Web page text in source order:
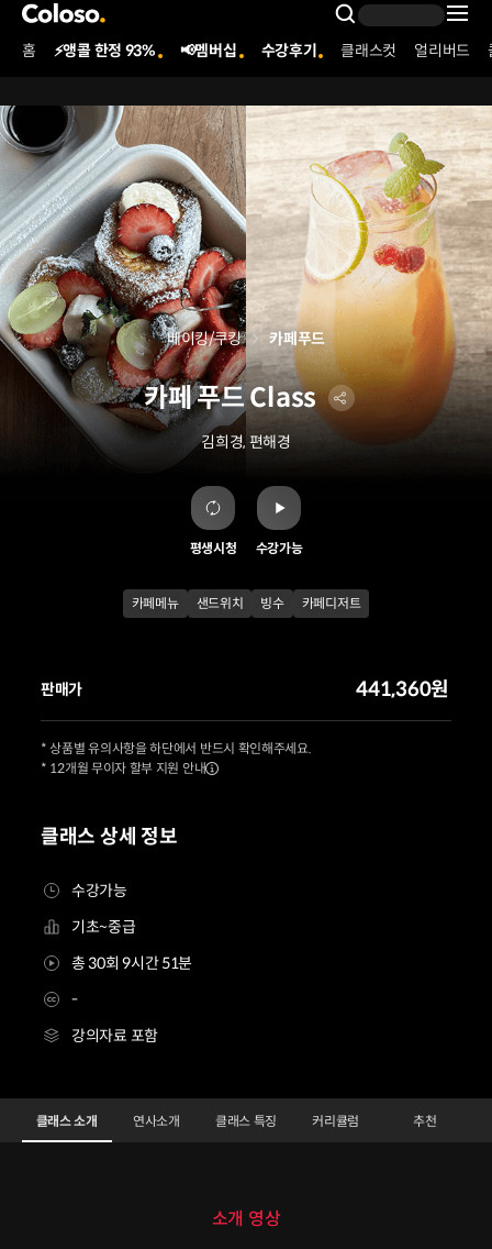
콜로소
Search
Coloso Menu
홈 ⚡앵콜 한정 93% 📢멤버십 수강후기 클래스컷 얼리버드
카페 푸드 Class
김희경, 편해경
베이킹/쿠킹 카페푸드
평생시청 수강가능
카페메뉴 샌드위치 빙수 카페디저트
클래스 상세 정보
수강가능
기초~중급
총 30회 9시간 51분
-
강의자료 포함
판매가 441,360원
* 상품별 유의사항을 하단에서 반드시 확인해주세요.
* 12개월 무이자 할부 지원 안내
카페푸드Details
Configuration Information Shortcuts
클래스 소개 연사소개 클래스 특징 커리큘럼 추천
소개 영상